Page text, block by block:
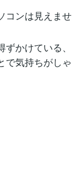
コンは見えませ
かけている、
で気持ちがしゃ